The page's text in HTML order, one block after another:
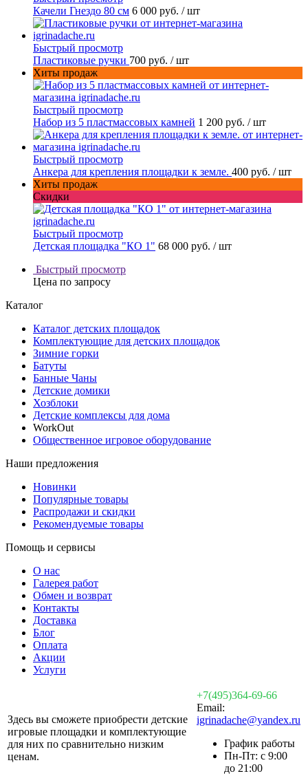
Качели Гнездо 80 см 6 000 руб. / шт
Быстрый просмотр
Пластиковые ручки 700 руб. / шт
Хиты продаж
Быстрый просмотр
Набор из 5 пластмассовых камней 1 200 руб. / шт
Быстрый просмотр
Анкера для крепления площадки к земле. 400 руб. / шт
Хиты продаж
Скидки
Быстрый просмотр
Детская площадка "КО 1" 68 000 руб. / шт
Быстрый просмотр
Цена по запросу
Каталог
Каталог детских площадок
Комплектующие для детских площадок
Зимние горки
Батуты
Банные Чаны
Детские домики
Хозблоки
Детские комплексы для дома
WorkOut
Общественное игровое оборудование
Наши предложения
Новинки
Популярные товары
Распродажи и скидки
Рекомендуемые товары
Помощь и сервисы
О нас
Галерея работ
Обмен и возврат
Контакты
Доставка
Блог
Оплата
Акции
Услуги
Здесь вы сможете приобрести детские
игровые площадки и комплектующие
для них по сравнительно низким
ценам.
+7(495)364-69-66
Email:
igrinadache@yandex.ru
График работы
Пн-Пт: с 9:00
до 21:00